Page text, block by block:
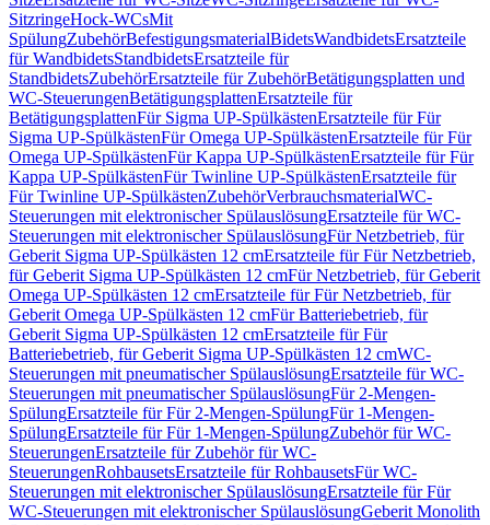
SitzringeHock-WCsMit
SpülungZubehörBefestigungsmaterialBidetsWandbidetsErsatzteile
für WandbidetsStandbidetsErsatzteile für
StandbidetsZubehörErsatzteile für ZubehörBetätigungsplatten und
WC-SteuerungenBetätigungsplattenErsatzteile für
BetätigungsplattenFür Sigma UP-SpülkästenErsatzteile für Für
Sigma UP-SpülkästenFür Omega UP-SpülkästenErsatzteile für Für
Omega UP-SpülkästenFür Kappa UP-SpülkästenErsatzteile für Für
Kappa UP-SpülkästenFür Twinline UP-SpülkästenErsatzteile für
Für Twinline UP-SpülkästenZubehörVerbrauchsmaterialWC-
Steuerungen mit elektronischer SpülauslösungErsatzteile für WC-
Steuerungen mit elektronischer SpülauslösungFür Netzbetrieb, für
Geberit Sigma UP-Spülkästen 12 cmErsatzteile für Für Netzbetrieb,
für Geberit Sigma UP-Spülkästen 12 cmFür Netzbetrieb, für Geberit
Omega UP-Spülkästen 12 cmErsatzteile für Für Netzbetrieb, für
Geberit Omega UP-Spülkästen 12 cmFür Batteriebetrieb, für
Geberit Sigma UP-Spülkästen 12 cmErsatzteile für Für
Batteriebetrieb, für Geberit Sigma UP-Spülkästen 12 cmWC-
Steuerungen mit pneumatischer SpülauslösungErsatzteile für WC-
Steuerungen mit pneumatischer SpülauslösungFür 2-Mengen-
SpülungErsatzteile für Für 2-Mengen-SpülungFür 1-Mengen-
SpülungErsatzteile für Für 1-Mengen-SpülungZubehör für WC-
SteuerungenErsatzteile für Zubehör für WC-
SteuerungenRohbausetsErsatzteile für RohbausetsFür WC-
Steuerungen mit elektronischer SpülauslösungErsatzteile für Für
WC-Steuerungen mit elektronischer SpülauslösungGeberit Monolith